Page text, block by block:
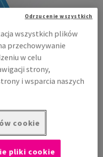
wszystkich plików
przechowywanie
w celu
strony,
i wsparcia naszych
cookie
Odrzucenie wszystkich
pliki cookie